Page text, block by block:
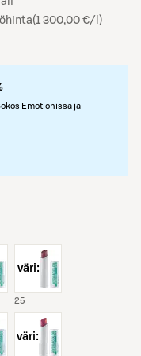
(1 300,00 €/l )
Emotionissa ja
väri:
25
väri: